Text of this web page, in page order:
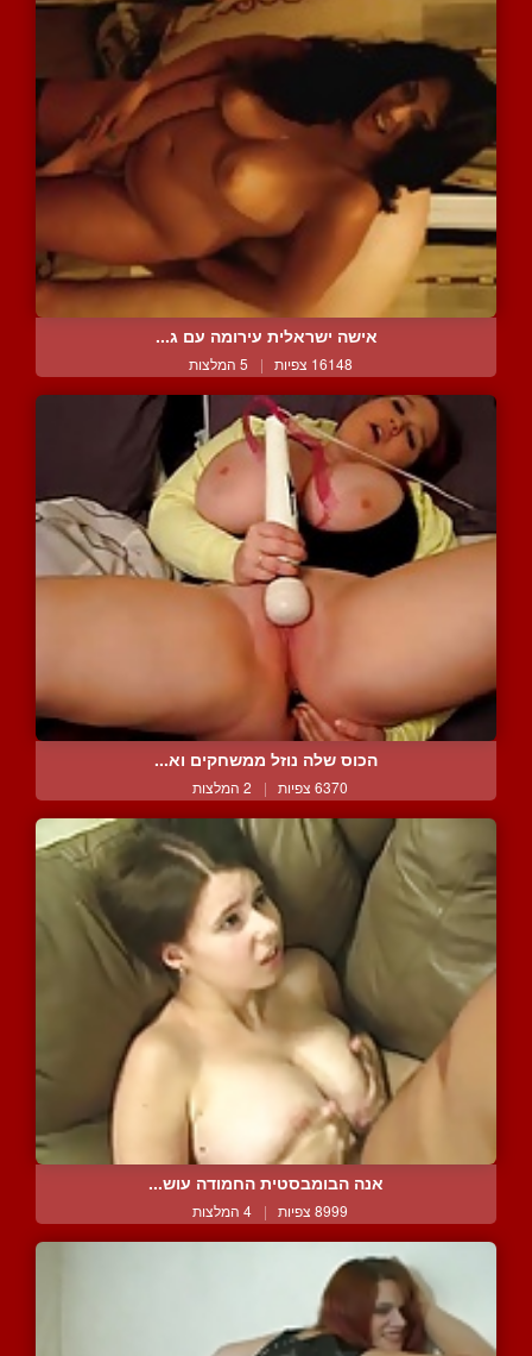
אישה ישראלית עירומה עם ג...
16148 צפיות | 5 המלצות
הכוס שלה נוזל ממשחקים וא...
6370 צפיות | 2 המלצות
אנה הבומבסטית החמודה עוש...
8999 צפיות | 4 המלצות